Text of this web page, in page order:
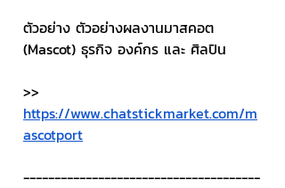
ตัวอย่าง ตัวอย่างผลงานมาสคอต
(Mascot) ธุรกิจ องค์กร และ ศิลปิน
>>
https://www.chatstickmarket.com/m
ascotport
--------------------------------------